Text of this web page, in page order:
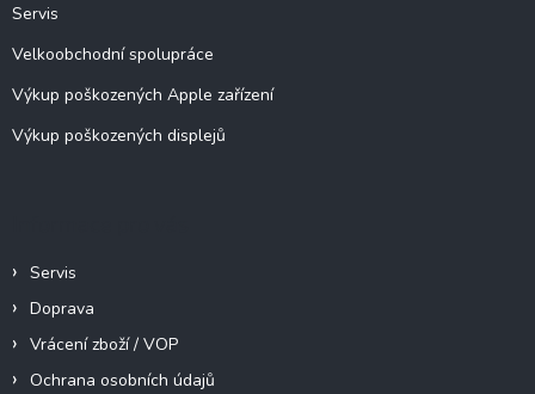
Servis
Velkoobchodní spolupráce
Výkup poškozených Apple zařízení
Výkup poškozených displejů
Servis
Doprava
Vrácení zboží / VOP
Ochrana osobních údajů